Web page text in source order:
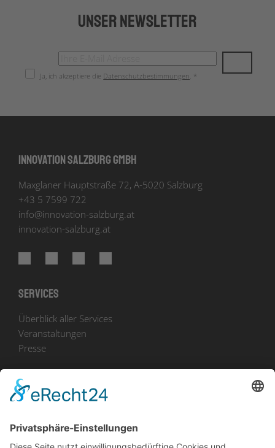
Unser Newsletter
Ja, ich akzeptiere die Datenschutzbestimmungen. *
Innovation Salzburg GmbH
Maxglaner Hauptstraße 72, A-5020 Salzburg
+43 5 7599 722
info@innovation-salzburg.at
innovation-salzburg.at
Services
Überblick aller Services
Veranstaltungen
Presse
Bekanntmachungen